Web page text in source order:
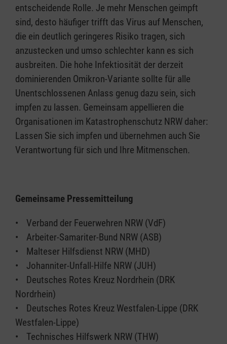
entscheidende Rolle. Je mehr Menschen geimpft
sind, desto häufiger trifft das Virus auf Menschen,
die ein deutlich geringeres Risiko tragen, sich
anzustecken und umso schlechter kann es sich
ausbreiten. Die hohe Infektiosität der derzeit
dominierenden Omikron-Variante sollte für alle
Unentschlossenen Anlass genug dazu sein, sich
impfen zu lassen. Gemeinsam appellieren die
Organisationen im Katastrophenschutz NRW daher:
Lassen Sie sich impfen und übernehmen auch Sie
Verantwortung für sich und Ihre Mitmenschen.
Gemeinsame Pressemitteilung
• Verband der Feuerwehren NRW (VdF)
• Arbeiter-Samariter-Bund NRW (ASB)
• Malteser Hilfsdienst NRW (MHD)
• Johanniter-Unfall-Hilfe NRW (JUH)
• Deutsches Rotes Kreuz Nordrhein (DRK
Nordrhein)
• Deutsches Rotes Kreuz Westfalen-Lippe (DRK
Westfalen-Lippe)
• Technisches Hilfswerk NRW (THW)